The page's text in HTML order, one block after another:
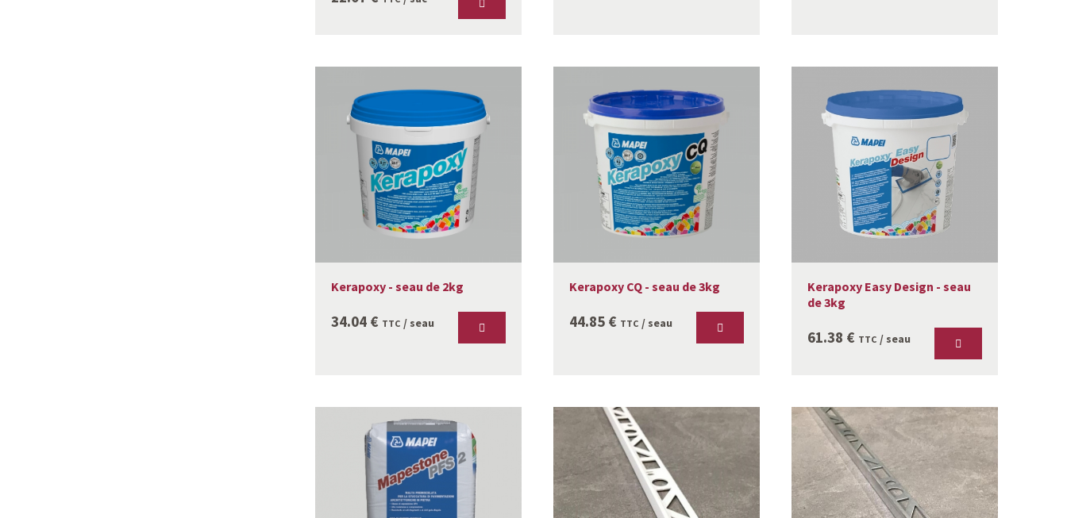
Kerapoxy - seau de 2kg
34.04 € TTC / seau
Kerapoxy CQ - seau de 3kg
44.85 € TTC / seau
Kerapoxy Easy Design - seau
de 3kg
61.38 € TTC / seau